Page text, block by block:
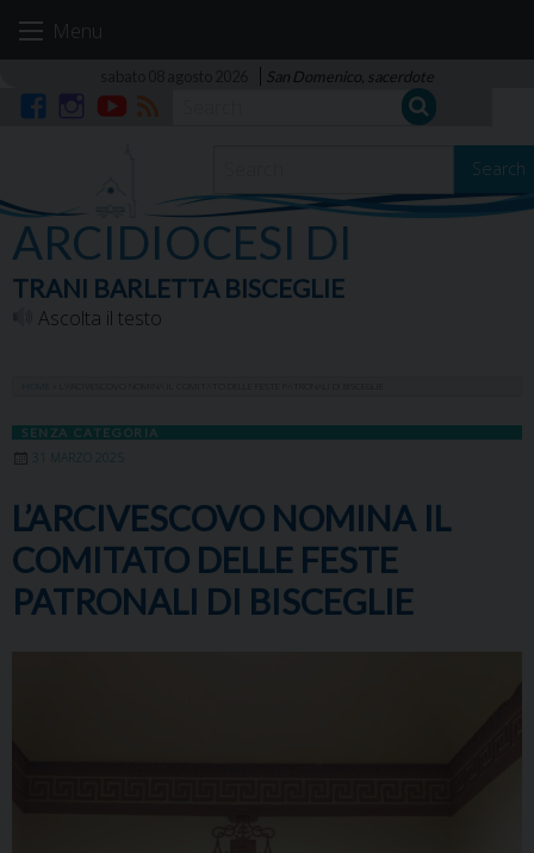
Menu
San Domenico, sacerdote
Search
ARCIDIOCESI DI
TRANI BARLETTA BISCEGLIE
Ascolta il testo
SENZA CATEGORIA
31 MARZO 2025
L’ARCIVESCOVO NOMINA IL
COMITATO DELLE FESTE
PATRONALI DI BISCEGLIE